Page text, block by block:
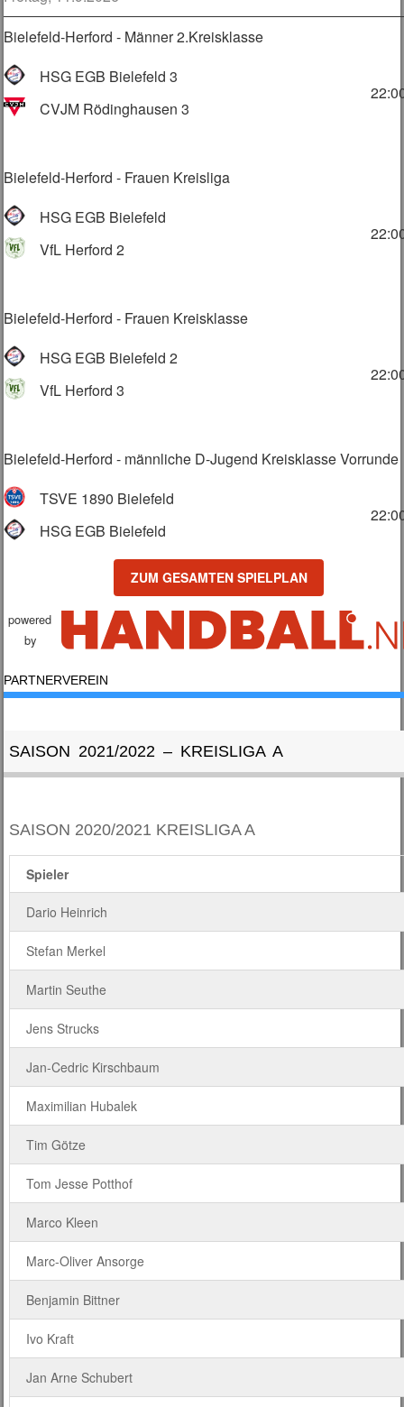
SAISON 2021/2022 – KREISLIGA A
SAISON 2020/2021 KREISLIGA A
Spieler
Dario Heinrich
Stefan Merkel
Martin Seuthe
Jens Strucks
Jan-Cedric Kirschbaum
Maximilian Hubalek
Tim Götze
Tom Jesse Potthof
Marco Kleen
Marc-Oliver Ansorge
Benjamin Bittner
Ivo Kraft
Jan Arne Schubert
Bielefeld-Herford - Männer 2.Kreisklasse
HSG EGB Bielefeld 3
CVJM Rödinghausen 3
Bielefeld-Herford - Frauen Kreisliga
HSG EGB Bielefeld
VfL Herford 2
Bielefeld-Herford - Frauen Kreisklasse
HSG EGB Bielefeld 2
VfL Herford 3
Bielefeld-Herford - männliche D-Jugend Kreisklasse Vorrunde
TSVE 1890 Bielefeld
HSG EGB Bielefeld
ZUM GESAMTEN SPIELPLAN
powered
by
PARTNERVEREIN